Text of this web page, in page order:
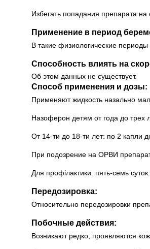
Избегать попадания препарата на
Применение в период
В такие физиологические
Способность влиять на
Об этом данных не существует.
Способ применения и дозы:
Применяют жидкость назально
Назоферон детям от года до трех
От 14-ти до 18-ти лет: по 2 капли
При подозрение на ОРВИ
Для профілактики: пять-семь суток.
Передозировка:
Относительно передозировки
Побочные действия:
Возникают редко, проявляются